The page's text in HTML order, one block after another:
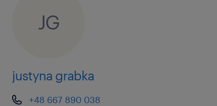
JG
justyna grabka
+48 667 890 038